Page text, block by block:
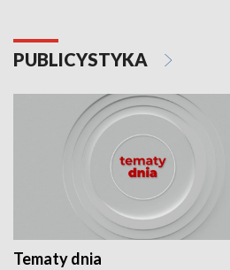
PUBLICYSTYKA
Tematy dnia